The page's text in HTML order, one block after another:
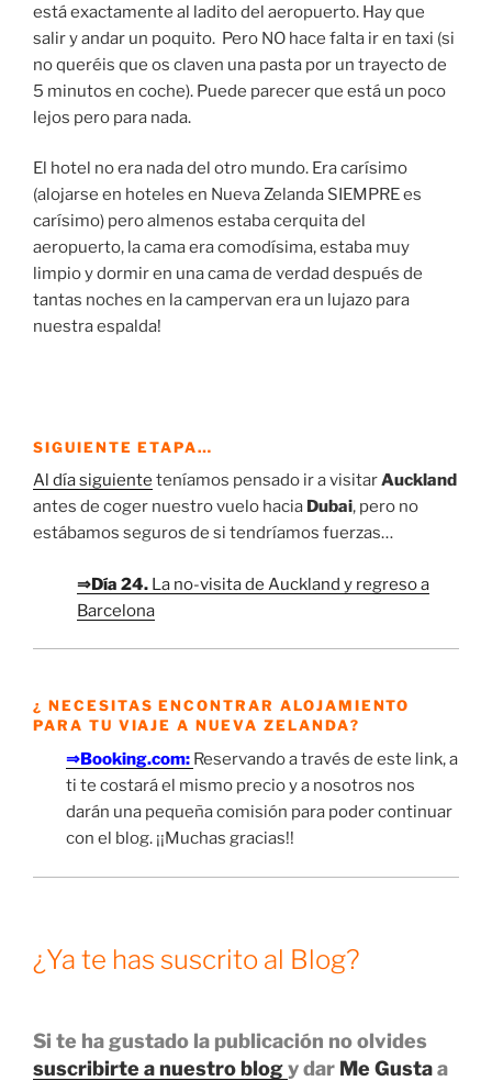
está exactamente al ladito del aeropuerto. Hay que
salir y andar un poquito. Pero NO hace falta ir en taxi (si
no queréis que os claven una pasta por un trayecto de
5 minutos en coche). Puede parecer que está un poco
lejos pero para nada.
El hotel no era nada del otro mundo. Era carísimo
(alojarse en hoteles en Nueva Zelanda SIEMPRE es
carísimo) pero almenos estaba cerquita del
aeropuerto, la cama era comodísima, estaba muy
limpio y dormir en una cama de verdad después de
tantas noches en la campervan era un lujazo para
nuestra espalda!
SIGUIENTE ETAPA…
Al día siguiente teníamos pensado ir a visitarAuckland
antes de coger nuestro vuelo hacia Dubai, pero no
estábamos seguros de si tendríamos fuerzas…
⇒Día 24. La no-visita de Auckland y regreso a
Barcelona
¿ NECESITAS ENCONTRAR ALOJAMIENTO
PARA TU VIAJE A NUEVA ZELANDA?
⇒Booking.com: Reservando a través de este link, a
ti te costará el mismo precio y a nosotros nos
darán una pequeña comisión para poder continuar
con el blog. ¡¡Muchas gracias!!
¿Ya te has suscrito al Blog?
Si te ha gustado la publicación no olvides
suscribirte a nuestro blogy dar Me Gustaa